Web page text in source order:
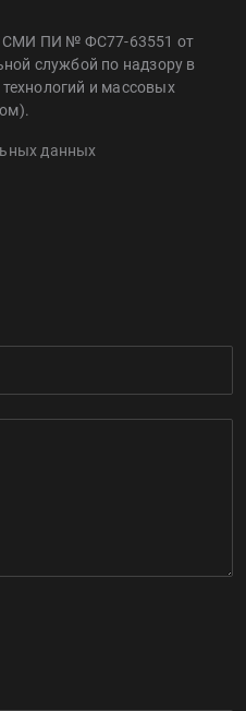
СМИ ПИ № ФС77-63551 от
службой по надзору в
и массовых
данных